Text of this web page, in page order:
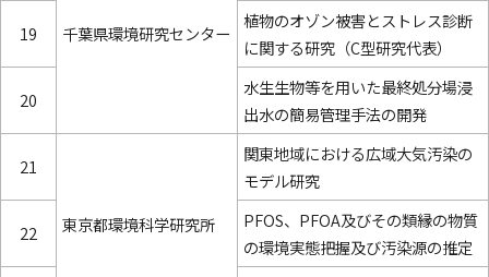
千葉県環境研究センター
19
植物のオゾン被害とストレス診断
に関する研究（C型研究代表）
20
水生生物等を用いた最終処分場浸
出水の簡易管理手法の開発
21
東京都環境科学研究所
関東地域における広域大気汚染の
モデル研究
22
PFOS、PFOA及びその類縁の物質
の環境実態把握及び汚染源の推定